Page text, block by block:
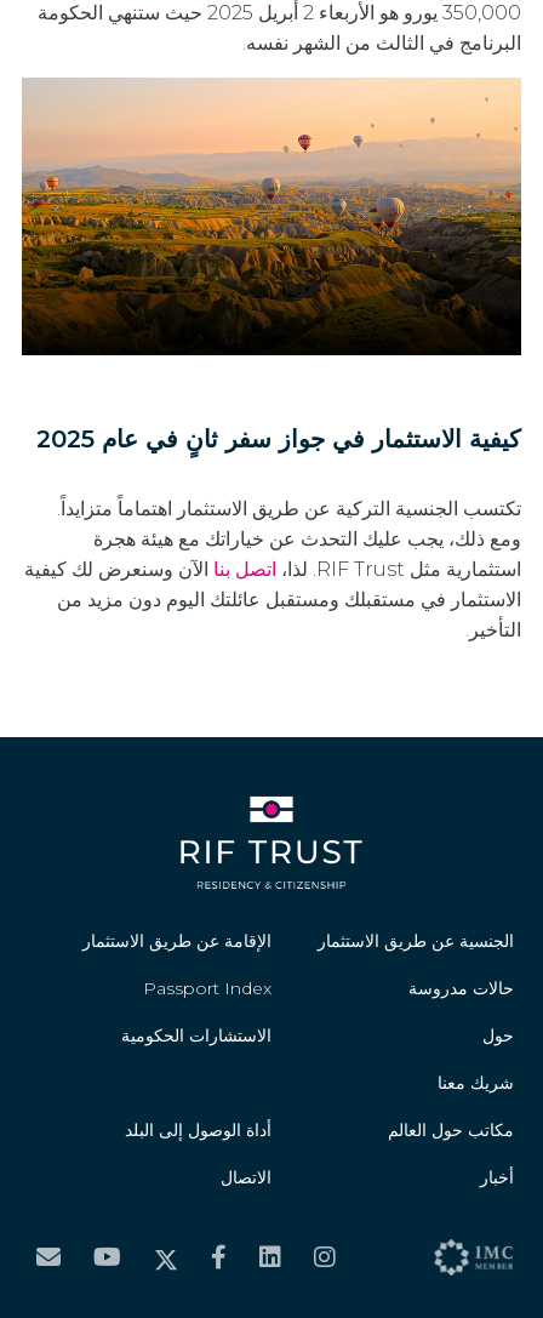
350,000 يورو هو الأربعاء 2 أبريل 2025 حيث ستنهي الحكومة
البرنامج في الثالث من الشهر نفسه.
كيفية الاستثمار في جواز سفر ثانٍ في عام 2025
تكتسب الجنسية التركية عن طريق الاستثمار اهتماماً متزايداً.
ومع ذلك، يجب عليك التحدث عن خياراتك مع هيئة هجرة
استثمارية مثل RIF Trust. لذا،
اتصل بنا الآن وسنعرض لك كيفية
الاستثمار في مستقبلك ومستقبل عائلتك اليوم دون مزيد من
التأخير.
الجنسية عن طريق الاستثمار الإقامة عن طريق الاستثمار
حالات مدروسة Passport Index
حول الاستشارات الحكومية
شريك معنا
مكاتب حول العالم أداة الوصول إلى البلد
أخبار الاتصال